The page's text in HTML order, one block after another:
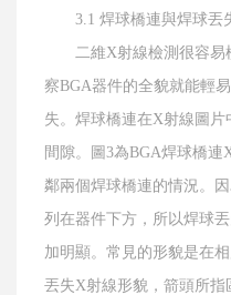
3.1 焊球橋連與焊球丟
二維X射線檢測很容易
察BGA器件的全貌就能輕
失。焊球橋連在X射線圖
間隙。圖3為BGA焊球橋
鄰兩個焊球橋連的情況。
列在器件下方，所以焊球
加明顯。常見的形貌是在
丟失X射線形貌，箭頭所指